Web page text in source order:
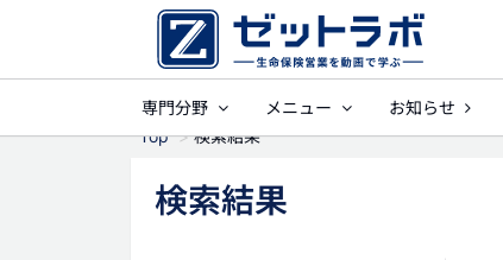
専門分野 メニュー お知らせ
事業保障
Top
検索結果
検索結果